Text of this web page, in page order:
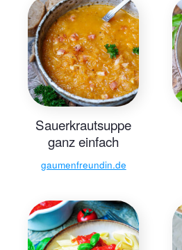
Sauerkrautsuppe
ganz einfach
gaumenfreundin.de